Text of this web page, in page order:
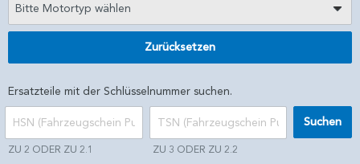
Bitte Motortyp wählen
Zurücksetzen
Ersatzteile mit der Schlüsselnummer suchen.
ZU 2 ODER ZU 2.1 ZU 3 ODER ZU 2.2
Suchen